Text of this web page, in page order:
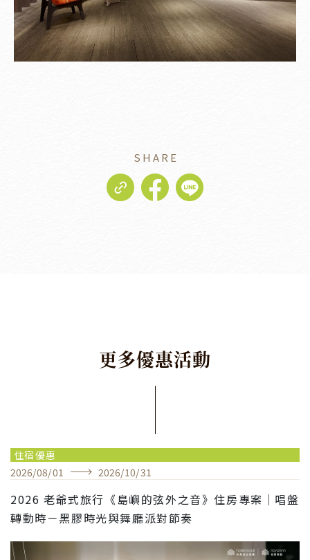
SHARE
更多優惠活動
住宿優惠
2026/08/01 2026/10/31
2026 老爺式旅行《島嶼的弦外之音》住房專案｜唱盤
轉動時－黑膠時光與舞廳派對節奏